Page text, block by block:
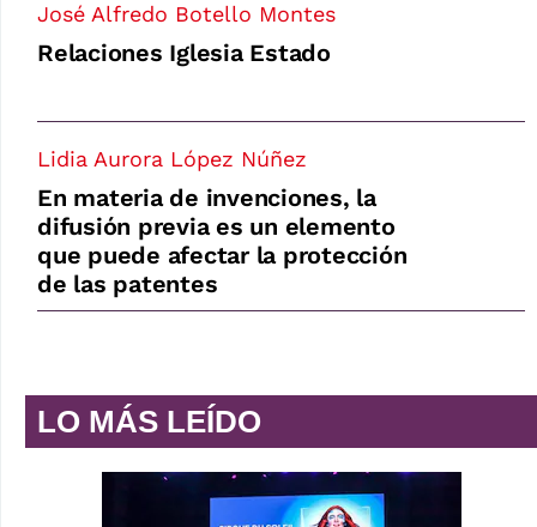
José Alfredo Botello Montes
Relaciones Iglesia Estado
Lidia Aurora López Núñez
En materia de invenciones, la
difusión previa es un elemento
que puede afectar la protección
de las patentes
LO MÁS LEÍDO